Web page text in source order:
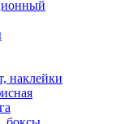
наклейки